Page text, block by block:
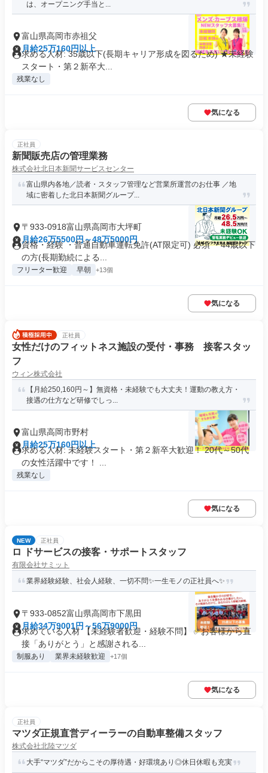
は、オープニング手当と...
富山県高岡市赤祖父
月給25万160円以上
求める人材: 35歳以下(長期キャリア形成を図るため) ★未経験
スタート・第２新卒大...
残業なし
気になる
正社員
新聞販売店の管理業務
株式会社北日本新聞サービスセンター
富山県内各地／読者・スタッフ管理など営業所運営のお仕事 ／地
域に密着した北日本新聞グループ...
〒933-0918富山県高岡市大坪町
月給26万5500円～48万5000円
資格・経験 ・普通自動車運転免許(AT限定可) 必須 ・44歳以下
の方(長期勤続による...
フリーター歓迎 早朝 +13個
気になる
正社員
女性だけのフィットネス施設の受付・事務 接客スタッ
フ
ウィン株式会社
【月給250,160円～】無資格・未経験でも大丈夫！運動の教え方・
接遇の仕方など研修でしっ...
富山県高岡市野村
月給25万160円以上
求める人材: 未経験スタート・第２新卒大歓迎！ 20代～50代
の女性活躍中です！ ...
残業なし
気になる
NEW 正社員
ロ ドサービスの接客・サポートスタッフ
有限会社サミット
業界経験経験、社会人経験、一切不問✨一生モノの正社員へ✨
〒933-0852富山県高岡市下黒田
月給34万9001円～56万9000円
求めている人材 【未経験者歓迎・経験不問】 ✅お客様から直
接「ありがとう」と感謝される...
制服あり 業界未経験歓迎 +17個
気になる
正社員
マツダ正規直営ディーラーの自動車整備スタッフ
株式会社北陸マツダ
大手“マツダ”だからこその厚待遇・好環境あり◎休日休暇も充実